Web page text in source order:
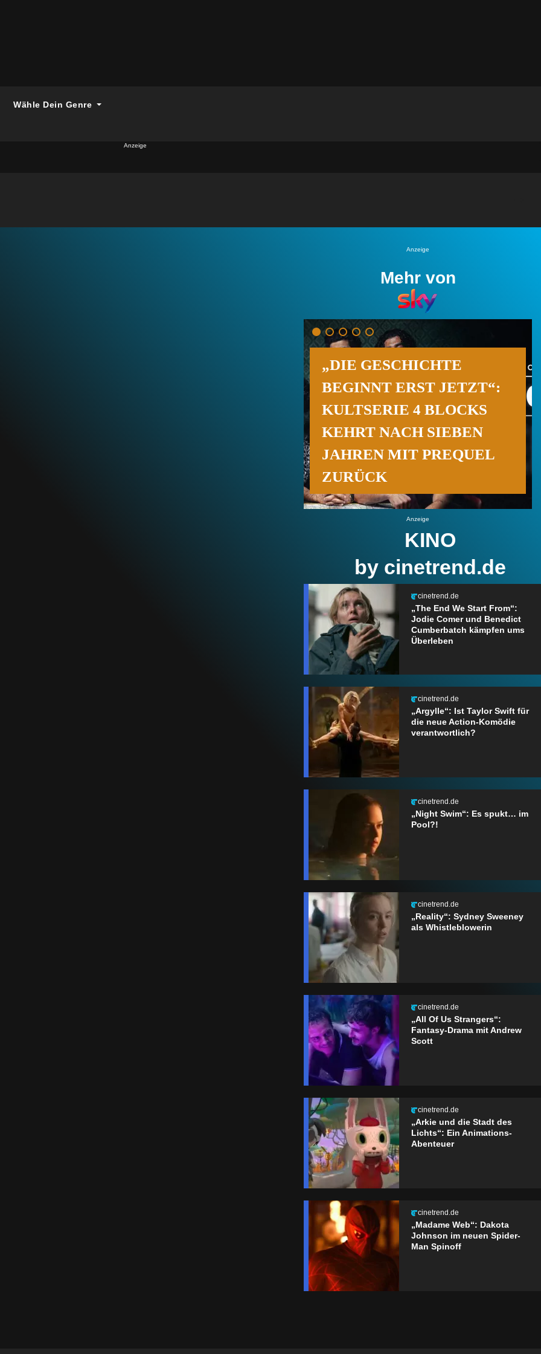
Wähle Dein Genre
Anzeige
Anzeige
Mehr von
„DIE GESCHICHTE
BEGINNT ERST JETZT“:
KULTSERIE 4 BLOCKS
KEHRT NACH SIEBEN
JAHREN MIT PREQUEL
ZURÜCK
Anzeige
KINO
by cinetrend.de
cinetrend.de
„The End We Start From“:
Jodie Comer und Benedict
Cumberbatch kämpfen ums
Überleben
cinetrend.de
„Argylle“: Ist Taylor Swift für
die neue Action-Komödie
verantwortlich?
cinetrend.de
„Night Swim“: Es spukt… im
Pool?!
cinetrend.de
„Reality“: Sydney Sweeney
als Whistleblowerin
cinetrend.de
„All Of Us Strangers“:
Fantasy-Drama mit Andrew
Scott
cinetrend.de
„Arkie und die Stadt des
Lichts“: Ein Animations-
Abenteuer
cinetrend.de
„Madame Web“: Dakota
Johnson im neuen Spider-
Man Spinoff